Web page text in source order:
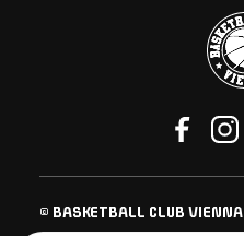
© BASKETBALL CLUB VIENNA